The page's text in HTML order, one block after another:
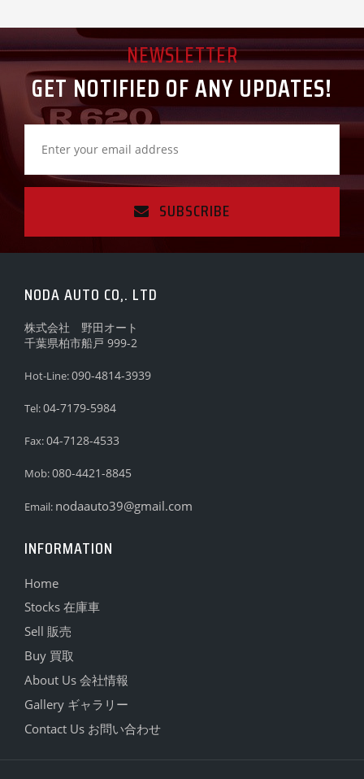
NEWSLETTER
GET NOTIFIED OF ANY UPDATES!
SUBSCRIBE
NODA AUTO CO,. LTD
株式会社 野田オート
千葉県柏市船戸 999-2
Hot-Line:090-4814-3939
Tel:04-7179-5984
Fax:04-7128-4533
Mob:080-4421-8845
Email: nodaauto39@gmail.com
INFORMATION
Home
Stocks 在庫車
Sell 販売
Buy 買取
About Us 会社情報
Gallery ギャラリー
Contact Us お問い合わせ